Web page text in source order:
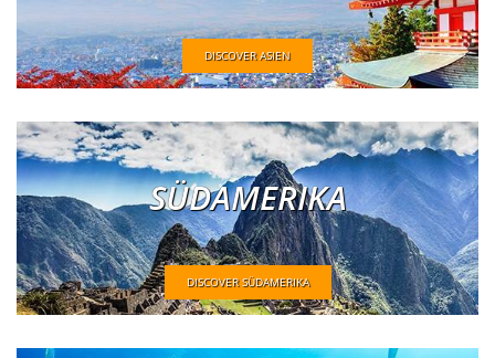
DISCOVER ASIEN
SÜDAMERIKA
DISCOVER SÜDAMERIKA